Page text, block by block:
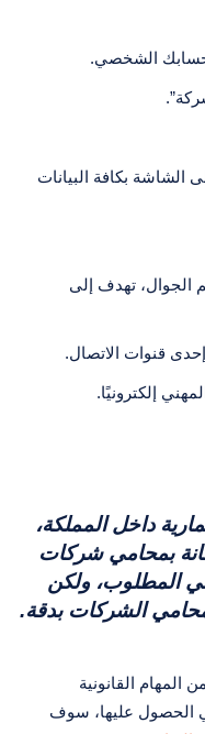
حسابك الشخصي.
بكافة البيانات
الجوال، تهدف إلى
قنوات الاتصال.
إلكترونيًا.
داخل المملكة،
بمحامي شركات
المطلوب، ولكن
الشركات بدقة.
القانونية
الحصول عليها، سوف